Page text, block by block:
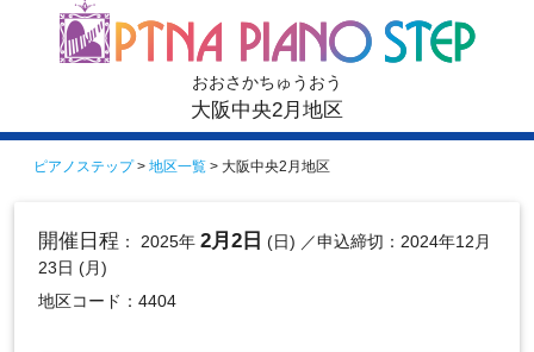
おおさかちゅうおう
大阪中央2月地区
ピアノステップ> 地区一覧 > 大阪中央2月地区
開催日程 ： 2025年 2月2日 (日) ／申込締切：2024年12月
23日 (月)
地区コード：4404